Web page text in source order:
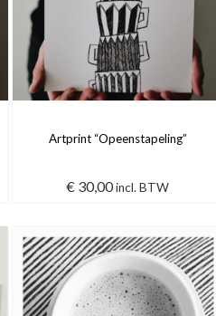
Artprint “Opeenstapeling”
€ 30,00incl. BTW